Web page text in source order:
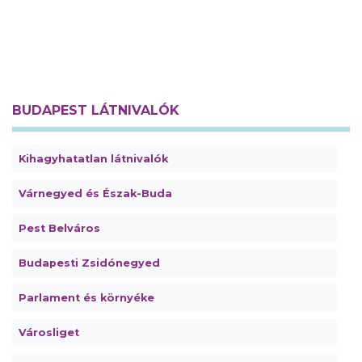
BUDAPEST LÁTNIVALÓK
Kihagyhatatlan látnivalók
Várnegyed és Észak-Buda
Pest Belváros
Budapesti Zsidónegyed
Parlament és környéke
Városliget